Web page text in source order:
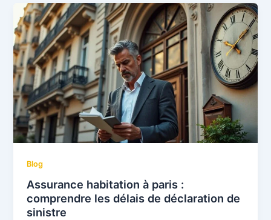
Blog
Assurance habitation à paris :
comprendre les délais de déclaration de
sinistre